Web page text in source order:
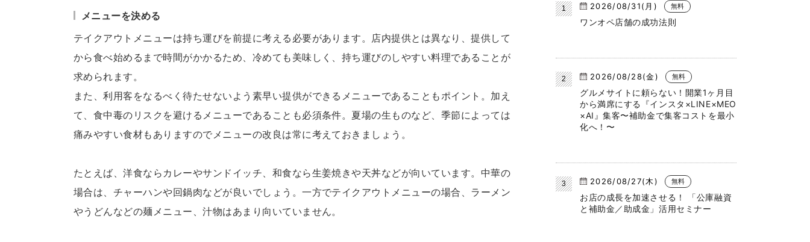
メニューを決める
テイクアウトメニューは持ち運びを前提に考える必要があります。店内提供とは異なり、提供して
から食べ始めるまで時間がかかるため、冷めても美味しく、持ち運びのしやすい料理であることが
求められます。
また、利用客をなるべく待たせないよう素早い提供ができるメニューであることもポイント。加え
て、食中毒のリスクを避けるメニューであることも必須条件。夏場の生ものなど、季節によっては
痛みやすい食材もありますのでメニューの改良は常に考えておきましょう。
たとえば、洋食ならカレーやサンドイッチ、和食なら生姜焼きや天丼などが向いています。中華の
場合は、チャーハンや回鍋肉などが良いでしょう。一方でテイクアウトメニューの場合、ラーメン
やうどんなどの麺メニュー、汁物はあまり向いていません。
2026/08/31(月) 無料
ワンオペ店舗の成功法則
2026/08/28(金) 無料
グルメサイトに頼らない！開業1ヶ月目
から満席にする『インスタ×LINE×MEO
×AI』集客〜補助金で集客コストを最小
化へ！〜
2026/08/27(木) 無料
お店の成長を加速させる！ 「公庫融資
と補助金／助成金」活用セミナー